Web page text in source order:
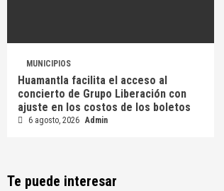
MUNICIPIOS
Huamantla facilita el acceso al
concierto de Grupo Liberación con
ajuste en los costos de los boletos
6 agosto, 2026 Admin
Te puede interesar